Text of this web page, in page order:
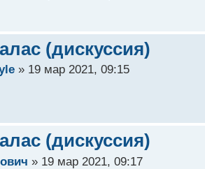
(дискуссия)
» 19 мар 2021, 09:15
(дискуссия)
» 19 мар 2021, 09:17